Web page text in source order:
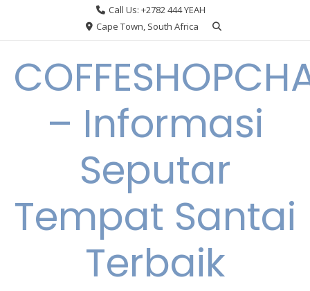
Call Us: +2782 444 YEAH
Cape Town, South Africa
– Informasi
Seputar
Tempat Santai
Terbaik